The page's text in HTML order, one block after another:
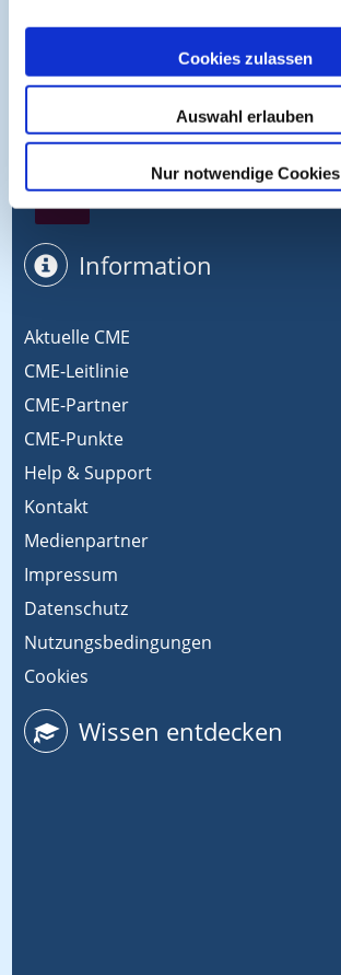
Cookies zulassen
Auswahl erlauben
Nur notwendige Cookies
Symposium Asthma und Allergien
Gemeinsam gegen ADIPOSITAS
Information
Aktuelle CME
CME-Leitlinie
CME-Partner
CME-Punkte
Help & Support
Kontakt
Medienpartner
Impressum
Datenschutz
Nutzungsbedingungen
Cookies
Wissen entdecken